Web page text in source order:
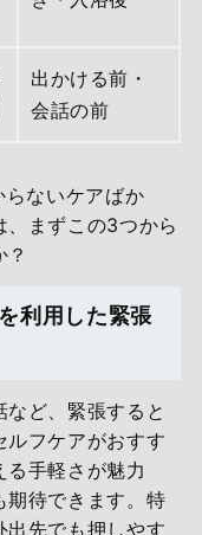
出かける前・
会話の前
らないケアばか
、まずこの3つから
利用した緊張
ど、緊張すると
ルフケアがおすす
手軽さが魅力
期待できます。特
出先でも押しやす